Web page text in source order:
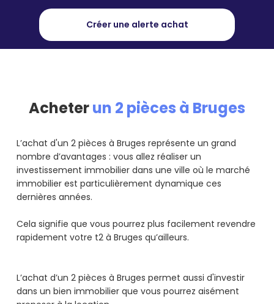
Créer une alerte achat
Acheterun 2 pièces à Bruges
L’achat d'un 2 pièces à Bruges représente un grand
nombre d’avantages : vous allez réaliser un
investissement immobilier dans une ville où le marché
immobilier est particulièrement dynamique ces
dernières années.
Cela signifie que vous pourrez plus facilement revendre
rapidement votre t2 à Bruges qu’ailleurs.
L’achat d’un 2 pièces à Bruges permet aussi d'investir
dans un bien immobilier que vous pourrez aisément